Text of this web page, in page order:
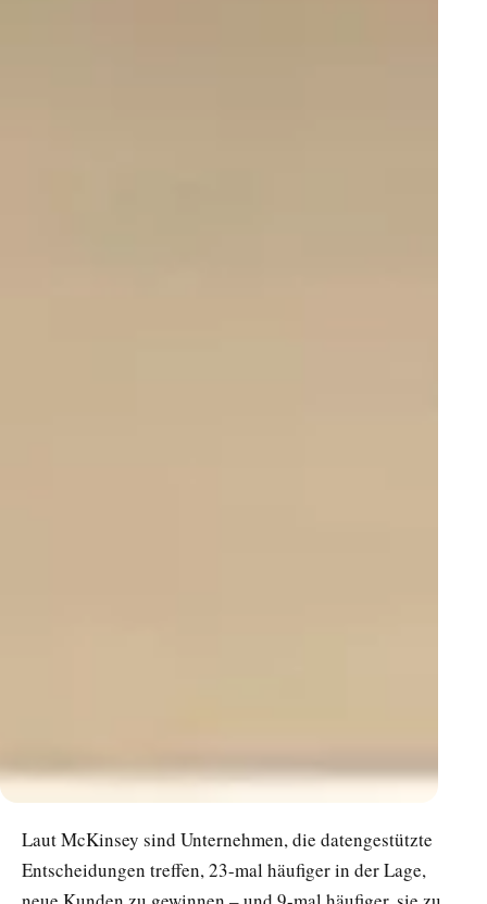
Laut McKinsey sind Unternehmen, die datengestützte
Entscheidungen treffen, 23-mal häufiger in der Lage,